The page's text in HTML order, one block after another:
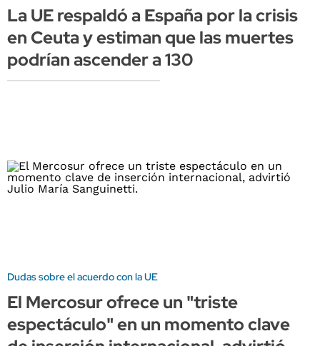
La UE respaldó a España por la crisis
en Ceuta y estiman que las muertes
podrían ascender a 130
Dudas sobre el acuerdo con la UE
El Mercosur ofrece un "triste
espectáculo" en un momento clave